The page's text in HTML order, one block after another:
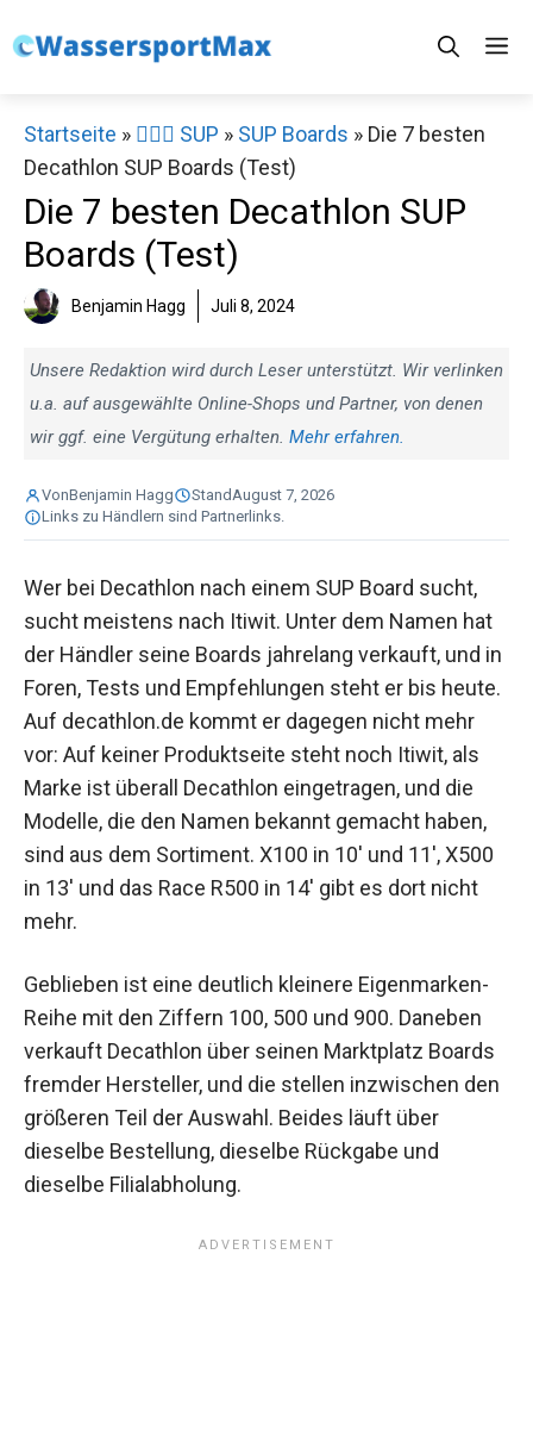
Inhalt
Startseite » 🏄‍♀️🛶 SUP » SUP Boards » Die 7 besten
Decathlon SUP Boards (Test)
Die 7 besten Decathlon SUP
Boards (Test)
Benjamin Hagg Juli 8, 2024
Unsere Redaktion wird durch Leser unterstützt. Wir verlinken
u.a. auf ausgewählte Online-Shops und Partner, von denen
wir ggf. eine Vergütung erhalten. Mehr erfahren.
VonBenjamin Hagg StandAugust 7, 2026
Links zu Händlern sind Partnerlinks.
Wer bei Decathlon nach einem SUP Board sucht,
sucht meistens nach Itiwit. Unter dem Namen hat
der Händler seine Boards jahrelang verkauft, und in
Foren, Tests und Empfehlungen steht er bis heute.
Auf decathlon.de kommt er dagegen nicht mehr
vor: Auf keiner Produktseite steht noch Itiwit, als
Marke ist überall Decathlon eingetragen, und die
Modelle, die den Namen bekannt gemacht haben,
sind aus dem Sortiment. X100 in 10' und 11', X500
in 13' und das Race R500 in 14' gibt es dort nicht
mehr.
Geblieben ist eine deutlich kleinere Eigenmarken-
Reihe mit den Ziffern 100, 500 und 900. Daneben
verkauft Decathlon über seinen Marktplatz Boards
fremder Hersteller, und die stellen inzwischen den
größeren Teil der Auswahl. Beides läuft über
dieselbe Bestellung, dieselbe Rückgabe und
dieselbe Filialabholung.